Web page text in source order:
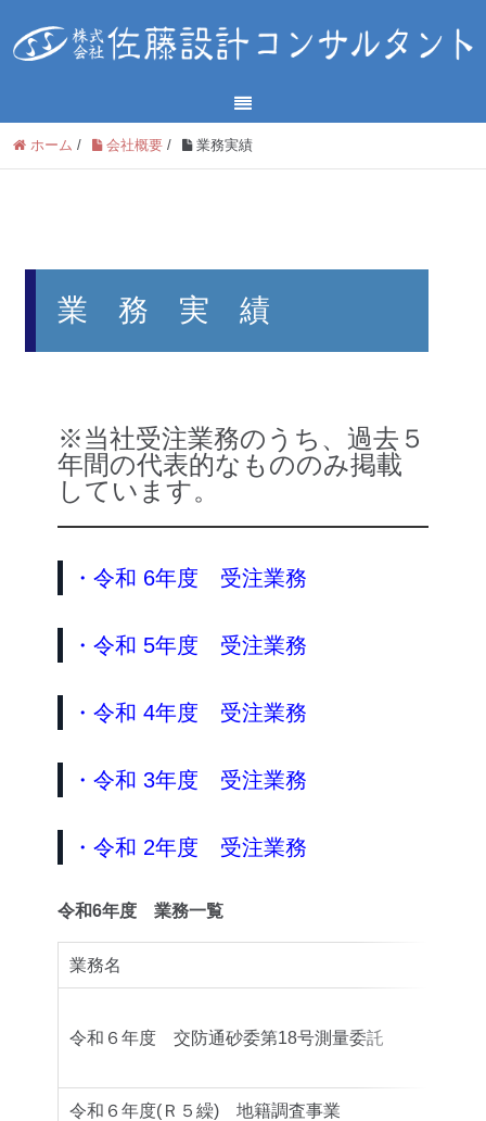
ホーム / 会社概要 / 業務実績
業 務 実 績
※当社受注業務のうち、過去５
年間の代表的なもののみ掲載
しています。
・令和 6年度 受注業務
・令和 5年度 受注業務
・令和 4年度 受注業務
・令和 3年度 受注業務
・令和 2年度 受注業務
令和6年度 業務一覧
業務名
令和６年度 交防通砂委第18号測量委託
令和６年度(Ｒ５繰) 地籍調査事業